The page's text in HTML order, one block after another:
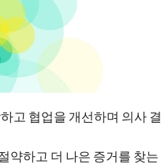
고 협업을 개선하며 의사
약하고 더 나은 증거를 찾는